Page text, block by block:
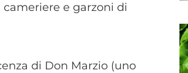
e garzoni di
di Don Marzio (uno